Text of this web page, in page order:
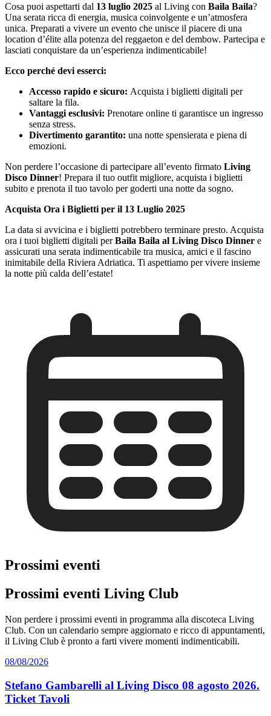
Cosa puoi aspettarti dal 13 luglio 2025 al Living con Baila Baila?
Una serata ricca di energia, musica coinvolgente e un’atmosfera
unica. Preparati a vivere un evento che unisce il piacere di una
location d’élite alla potenza del reggaeton e del dembow. Partecipa e
lasciati conquistare da un’esperienza indimenticabile!
Ecco perché devi esserci:
Accesso rapido e sicuro: Acquista i biglietti digitali per
saltare la fila.
Vantaggi esclusivi: Prenotare online ti garantisce un ingresso
senza stress.
Divertimento garantito: una notte spensierata e piena di
emozioni.
Non perdere l’occasione di partecipare all’evento firmato Living
Disco Dinner! Prepara il tuo outfit migliore, acquista i biglietti
subito e prenota il tuo tavolo per goderti una notte da sogno.
Acquista Ora i Biglietti per il 13 Luglio 2025
La data si avvicina e i biglietti potrebbero terminare presto. Acquista
ora i tuoi biglietti digitali perBaila Baila al Living Disco Dinner e
assicurati una serata indimenticabile tra musica, amici e il fascino
inimitabile della Riviera Adriatica. Ti aspettiamo per vivere insieme
la notte più calda dell’estate!
Prossimi eventi
Prossimi eventi Living Club
Non perdere i prossimi eventi in programma alla discoteca Living
Club. Con un calendario sempre aggiornato e ricco di appuntamenti,
il Living Club è pronto a farti vivere momenti indimenticabili.
08/08/2026
Stefano Gambarelli al Living Disco 08 agosto 2026.
Ticket Tavoli